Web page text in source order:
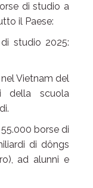
di studio a
il Paese:
studio 2025:
Vietnam del
della scuola
borse di
di dôngs
ad alunni e